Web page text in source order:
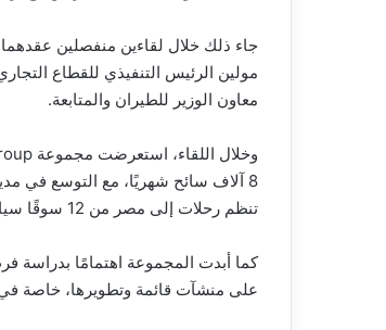
معاون الوزير للطيران والمتابعة.
8 آلاف سائح شهريًا، مع التوسع في
تنظم رحلات إلى مصر من 12 سوقًا سياحيًا من بينها روسيا والصين وكازاخستان.
كما أبدت المجموعة اهتمامًا بدراسة
على منشآت قائمة وتطويرها، خاصة